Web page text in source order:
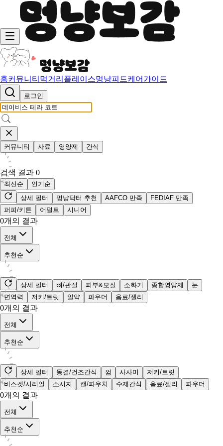
홈커뮤니티 먹거리 플레이스멍냥피드케어가이드
로그인
커뮤니티 사료 영양제 간식
검색 결과 0
최신순
인기순
상세 필터
멍냥닥터 추천 AAFCO 만족
FEDIAF 만족
퍼피/키튼
어덜트 시니어
0개의 결과
전체
추천순
상세 필터 뼈/관절 피부&모질 소화기 종합영양제
눈
면역력
저키/트릿 알약 파우더 음료/젤리
0개의 결과
전체
추천순
상세 필터 동결/건조간식 껌 사사미
저키/트릿
비스켓/시리얼
소시지 캔/파우치 수제간식 음료/젤리 파우더
0개의 결과
전체
추천순